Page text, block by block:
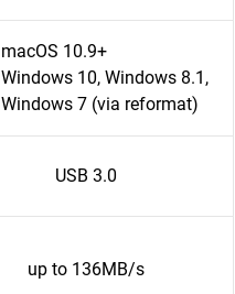
macOS 10.9+
Windows 10, Windows 8.1,
Windows 7 (via reformat)
USB 3.0
up to 136MB/s